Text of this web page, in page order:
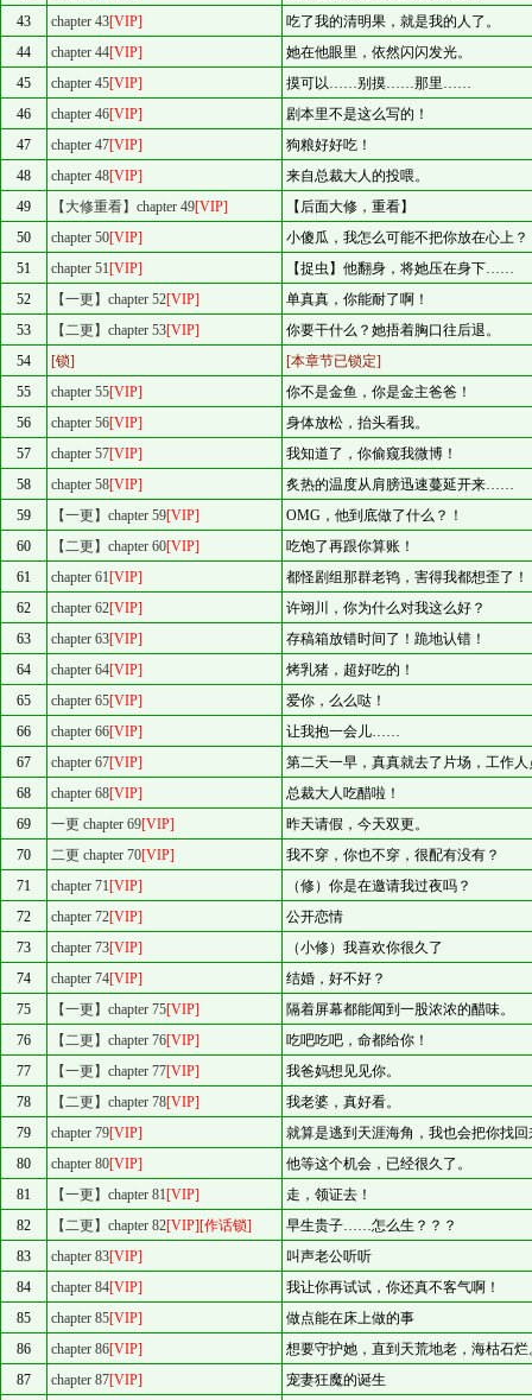
43
chapter 43[VIP]
吃了我的清明果，就是我的人了。
44
chapter 44[VIP]
她在他眼里，依然闪闪发光。
45
chapter 45[VIP]
摸可以……别摸……那里……
46
chapter 46[VIP]
剧本里不是这么写的！
47
chapter 47[VIP]
狗粮好好吃！
48
chapter 48[VIP]
来自总裁大人的投喂。
49
【大修重看】chapter 49[VIP]
【后面大修，重看】
50
chapter 50[VIP]
小傻瓜，我怎么可能不把你放在心上？
51
chapter 51[VIP]
【捉虫】他翻身，将她压在身下……
52
【一更】chapter 52[VIP]
单真真，你能耐了啊！
53
【二更】chapter 53[VIP]
你要干什么？她捂着胸口往后退。
54
[锁]
[本章节已锁定]
55
chapter 55[VIP]
你不是金鱼，你是金主爸爸！
56
chapter 56[VIP]
身体放松，抬头看我。
57
chapter 57[VIP]
我知道了，你偷窥我微博！
58
chapter 58[VIP]
炙热的温度从肩膀迅速蔓延开来……
59
【一更】chapter 59[VIP]
OMG，他到底做了什么？！
60
【二更】chapter 60[VIP]
吃饱了再跟你算账！
61
chapter 61[VIP]
都怪剧组那群老鸨，害得我都想歪了！
62
chapter 62[VIP]
许翊川，你为什么对我这么好？
63
chapter 63[VIP]
存稿箱放错时间了！跪地认错！
64
chapter 64[VIP]
烤乳猪，超好吃的！
65
chapter 65[VIP]
爱你，么么哒！
66
chapter 66[VIP]
让我抱一会儿……
67
chapter 67[VIP]
第二天一早，真真就去了片场，工作
68
chapter 68[VIP]
总裁大人吃醋啦！
69
一更 chapter 69[VIP]
昨天请假，今天双更。
70
二更 chapter 70[VIP]
我不穿，你也不穿，很配有没有？
71
chapter 71[VIP]
（修）你是在邀请我过夜吗？
72
chapter 72[VIP]
公开恋情
73
chapter 73[VIP]
（小修）我喜欢你很久了
74
chapter 74[VIP]
结婚，好不好？
75
【一更】chapter 75[VIP]
隔着屏幕都能闻到一股浓浓的醋味。
76
【二更】chapter 76[VIP]
吃吧吃吧，命都给你！
77
【一更】chapter 77[VIP]
我爸妈想见见你。
78
【二更】chapter 78[VIP]
我老婆，真好看。
79
chapter 79[VIP]
就算是逃到天涯海角，我也会把你找回
80
chapter 80[VIP]
他等这个机会，已经很久了。
81
【一更】chapter 81[VIP]
走，领证去！
82
【二更】chapter 82[VIP][作话锁]
早生贵子……怎么生？？？
83
chapter 83[VIP]
叫声老公听听
84
chapter 84[VIP]
我让你再试试，你还真不客气啊！
85
chapter 85[VIP]
做点能在床上做的事
86
chapter 86[VIP]
想要守护她，直到天荒地老，海枯石烂
87
chapter 87[VIP] 宠妻狂魔的诞生